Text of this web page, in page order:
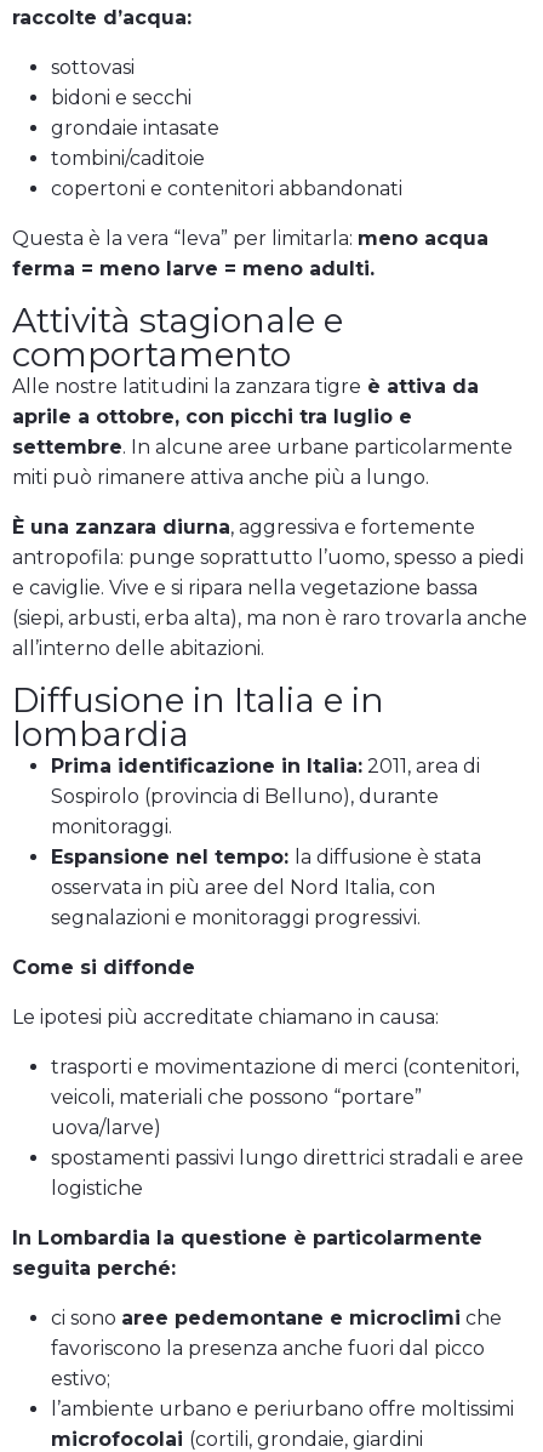
raccolte d’acqua:
sottovasi
bidoni e secchi
grondaie intasate
tombini/caditoie
copertoni e contenitori abbandonati
Questa è la vera “leva” per limitarla: meno acqua
ferma = meno larve = meno adulti.
Attività stagionale e
comportamento
Alle nostre latitudini la zanzara tigre è attiva da
aprile a ottobre, con picchi tra luglio e
settembre. In alcune aree urbane particolarmente
miti può rimanere attiva anche più a lungo.
È una zanzara diurna, aggressiva e fortemente
antropofila: punge soprattutto l’uomo, spesso a piedi
e caviglie. Vive e si ripara nella vegetazione bassa
(siepi, arbusti, erba alta), ma non è raro trovarla anche
all’interno delle abitazioni.
Diffusione in Italia e in
lombardia
Prima identificazione in Italia: 2011, area di
Sospirolo (provincia di Belluno), durante
monitoraggi.
Espansione nel tempo: la diffusione è stata
osservata in più aree del Nord Italia, con
segnalazioni e monitoraggi progressivi.
Come si diffonde
Le ipotesi più accreditate chiamano in causa:
trasporti e movimentazione di merci (contenitori,
veicoli, materiali che possono “portare”
uova/larve)
spostamenti passivi lungo direttrici stradali e aree
logistiche
In Lombardia la questione è particolarmente
seguita perché:
ci sono aree pedemontane e microclimi che
favoriscono la presenza anche fuori dal picco
estivo;
l’ambiente urbano e periurbano offre moltissimi
microfocolai (cortili, grondaie, giardini